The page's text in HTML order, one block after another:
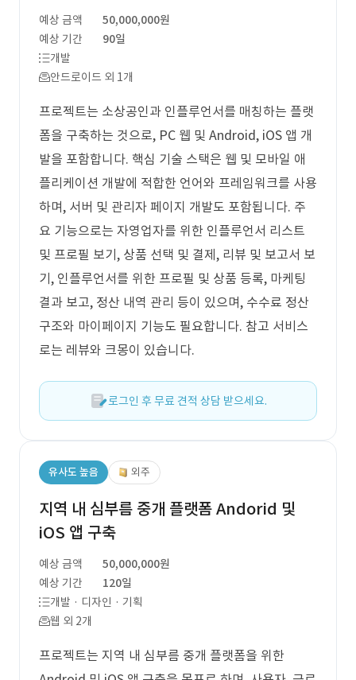
예상 금액
50,000,000원
예상 기간
90일
개발
안드로이드 외 1개
프로젝트는 소상공인과 인플루언서를 매칭하는 플랫
폼을 구축하는 것으로, PC 웹 및 Android, iOS 앱 개
발을 포함합니다. 핵심 기술 스택은 웹 및 모바일 애
플리케이션 개발에 적합한 언어와 프레임워크를 사용
하며, 서버 및 관리자 페이지 개발도 포함됩니다. 주
요 기능으로는 자영업자를 위한 인플루언서 리스트
및 프로필 보기, 상품 선택 및 결제, 리뷰 및 보고서 보
기, 인플루언서를 위한 프로필 및 상품 등록, 마케팅
결과 보고, 정산 내역 관리 등이 있으며, 수수료 정산
구조와 마이페이지 기능도 필요합니다. 참고 서비스
로는 레뷰와 크몽이 있습니다.
로그인 후 무료 견적 상담 받으세요.
유사도 높음 외주
지역 내 심부름 중개 플랫폼 Andorid 및
iOS 앱 구축
예상 금액
50,000,000원
예상 기간
120일
개발 · 디자인 · 기획
웹 외 2개
프로젝트는 지역 내 심부름 중개 플랫폼을 위한